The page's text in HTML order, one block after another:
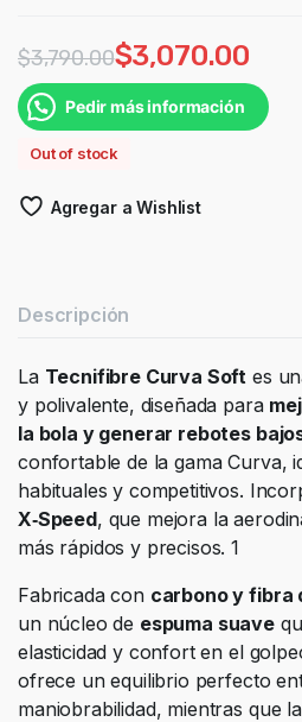
$3,790.00$3,070.00
Pedir más información
Out of stock
Agregar a Wishlist
Descripción
La Tecnifibre Curva Soft es
y polivalente, diseñada para
la bola y generar rebotes
confortable de la gama Curva,
habituales y competitivos.
X‑Speed, que mejora la
más rápidos y precisos. 1
Fabricada con carbono y fibra
un núcleo de espuma suave
elasticidad y confort en el
ofrece un equilibrio perfecto
maniobrabilidad, mientras que